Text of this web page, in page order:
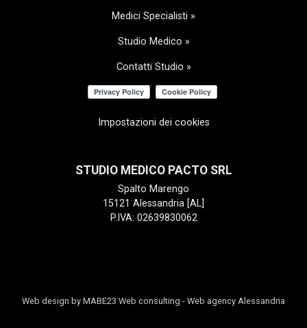
Medici Specialisti »
Studio Medico »
Contatti Studio »
Impostazioni dei cookies
STUDIO MEDICO PACTO SRL
Spalto Marengo
15121 Alessandria [AL]
P.IVA: 02639830062
Web design by MABE23 Web consulting - Web agency Alessandria